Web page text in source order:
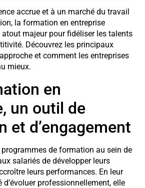
accrue et à un marché du travail
la formation en entreprise
majeur pour fidéliser les talents
Découvrez les principaux
et comment les entreprises
mieux.
en
un outil de
et d’engagement
de formation au sein de
salariés de développer leurs
leurs performances. En leur
professionnellement, elle